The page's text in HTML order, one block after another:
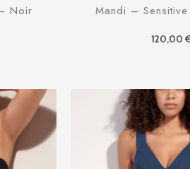
Noir Mandi –
120,00 €